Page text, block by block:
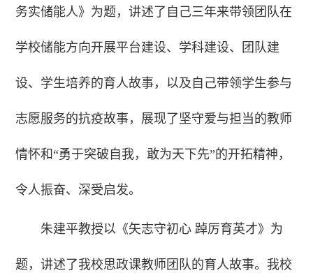
务实储能人》为题，讲述了自己三年来带领团队在
学校储能方向开展平台建设、学科建设、团队建
设、学生培养的育人故事，以及自己带领学生参与
志愿服务的抗疫故事，展现了坚守爱与担当的教师
情怀和“勇于突破自我，敢为天下先”的开拓精神，
令人振奋、深受启发。
朱建平教授以《矢志守初心 踔厉育英才》为
题，讲述了我校思政课教师团队的育人故事。我校